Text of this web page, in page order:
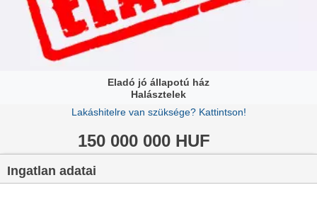
Eladó jó állapotú ház
Halásztelek
Lakáshitelre van szüksége? Kattintson!
150 000 000 HUF
Ingatlan adatai